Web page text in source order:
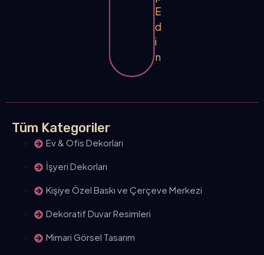
E
d
i
n
Tüm Kategoriler
Ev & Ofis Dekorları
İşyeri Dekorları
Kişiye Özel Baskı ve Çerçeve Merkezi
Dekoratif Duvar Resimleri
Mimari Görsel Tasarım